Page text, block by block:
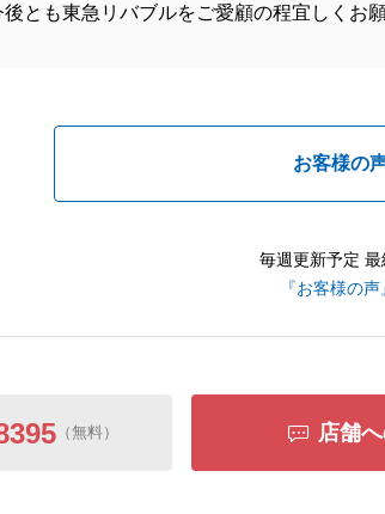
後とも東急リバブルをご愛顧の程宜しくお
お客様の
毎週更新予定
『お客様の
（無料） 店舗